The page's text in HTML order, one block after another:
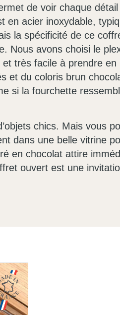
de voir chaque
en acier inoxydable,
la spécificité de ce
Nous avons choisi le
et très facile à prendre en
et du coloris brun
si la fourchette
chics. Mais vous
dans une belle vitrine
en chocolat attire
ouvert est une